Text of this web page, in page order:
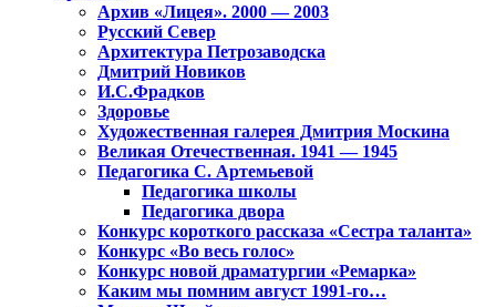
Архив «Лицея». 2000 — 2003
Русский Север
Архитектура Петрозаводска
Дмитрий Новиков
И.С.Фрадков
Здоровье
Художественная галерея Дмитрия Москина
Великая Отечественная. 1941 — 1945
Педагогика С. Артемьевой
Педагогика школы
Педагогика двора
Конкурс короткого рассказа «Сестра таланта»
Конкурс «Во весь голос»
Конкурс новой драматургии «Ремарка»
Каким мы помним август 1991-го…